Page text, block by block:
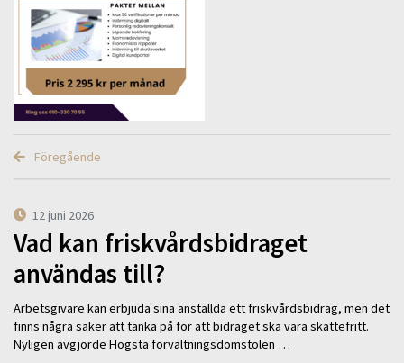
Föregående
12 juni 2026
Vad kan friskvårdsbidraget
användas till?
Arbetsgivare kan erbjuda sina anställda ett friskvårdsbidrag, men det
finns några saker att tänka på för att bidraget ska vara skattefritt.
Nyligen avgjorde Högsta förvaltningsdomstolen …